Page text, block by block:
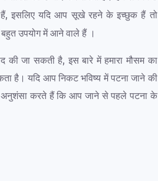
इसलिए यदि आप सूखे रहने के इच्छुक हैं तो
उपयोग में आने वाले हैं ।
की जा सकती है, इस बारे में हमारा मौसम का
है। यदि आप निकट भविष्य में पटना जाने की
अनुशंसा करते हैं कि आप जाने से पहले पटना के